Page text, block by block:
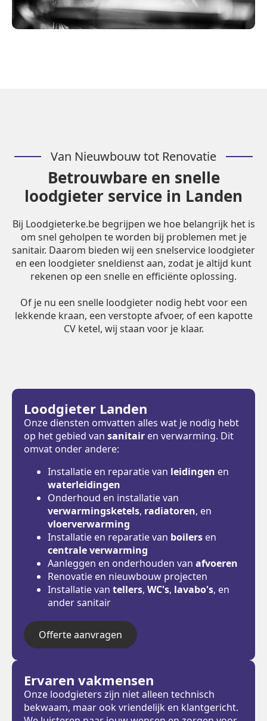
Van Nieuwbouw tot Renovatie
Betrouwbare en snelle
loodgieter service in Landen
Bij Loodgieterke.be begrijpen we hoe belangrijk het is
om snel geholpen te worden bij problemen met je
sanitair. Daarom bieden wij een snelservice loodgieter
en een loodgieter sneldienst aan, zodat je altijd kunt
rekenen op een snelle en efficiënte oplossing.
Of je nu een snelle loodgieter nodig hebt voor een
lekkende kraan, een verstopte afvoer, of een kapotte
CV ketel, wij staan voor je klaar.
Loodgieter Landen
Onze diensten omvatten alles wat je nodig hebt
op het gebied van sanitair en verwarming. Dit
omvat onder andere:
Installatie en reparatie van leidingen en
waterleidingen
Onderhoud en installatie van
verwarmingsketels, radiatoren, en
vloerverwarming
Installatie en reparatie van boilers en
centrale verwarming
Aanleggen en onderhouden van afvoeren
Renovatie en nieuwbouw projecten
Installatie van tellers, WC's, lavabo's, en
ander sanitair
Offerte aanvragen
Ervaren vakmensen
Onze loodgieters zijn niet alleen technisch
bekwaam, maar ook vriendelijk en klantgericht.